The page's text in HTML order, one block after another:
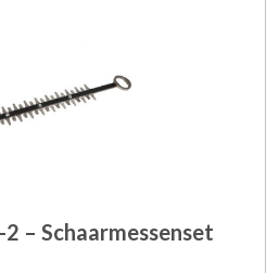
– Schaarmessenset